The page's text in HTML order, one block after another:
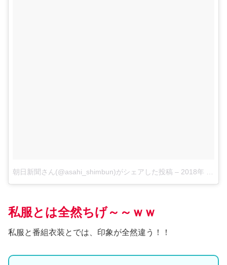
朝日新聞さん(@asahi_shimbun)がシェアした投稿 – 2018年 1月月7日午前8時36分PST
私服とは全然ちげ～～ｗｗ
私服と番組衣装とでは、印象が全然違う！！